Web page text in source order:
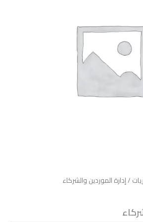
/ إدارة الموردين والشركاء